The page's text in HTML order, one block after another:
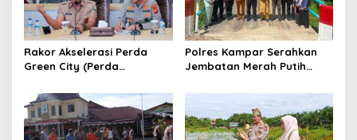
Rakor Akselerasi Perda
Green City (Perda
Pekanbaru Bersama Dinas
Lingkungan Hidup Kota
Pekanbaru dan Tim Pakar
Polres Kampar Serahkan
Jembatan Merah Putih
Warga Pulau Jambu Kuok